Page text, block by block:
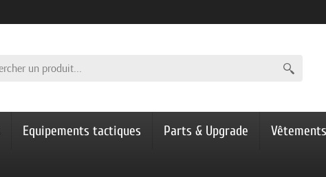
Equipements tactiques Parts & Upgrade Vêtements